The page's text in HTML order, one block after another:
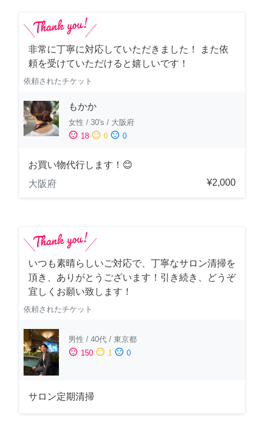
非常に丁寧に対応していただきました！ また依
頼を受けていただけると嬉しいです！
依頼されたチケット
もかか
女性 / 30's / 大阪府
sentiment_satisfied 18 sentiment_neutral 0 sentiment_dissatisfied 0
お買い物代行します！😊
大阪府
¥2,000
いつも素晴らしいご対応で、丁寧なサロン清掃を
頂き、ありがとうございます！引き続き、どうぞ
宜しくお願い致します！
依頼されたチケット
男性 / 40代 / 東京都
sentiment_satisfied 150 sentiment_neutral 1 sentiment_dissatisfied 0
サロン定期清掃